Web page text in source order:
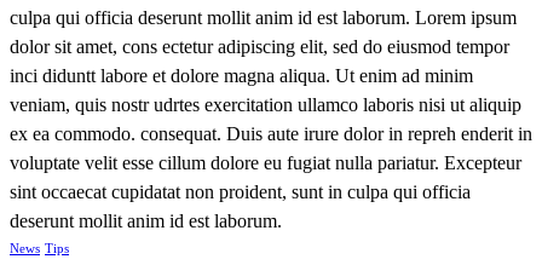
culpa qui officia deserunt mollit anim id est laborum. Lorem ipsum
dolor sit amet, cons ectetur adipiscing elit, sed do eiusmod tempor
inci diduntt labore et dolore magna aliqua. Ut enim ad minim
veniam, quis nostr udrtes exercitation ullamco laboris nisi ut aliquip
ex ea commodo. consequat. Duis aute irure dolor in repreh enderit in
voluptate velit esse cillum dolore eu fugiat nulla pariatur. Excepteur
sint occaecat cupidatat non proident, sunt in culpa qui officia
deserunt mollit anim id est laborum.
News Tips